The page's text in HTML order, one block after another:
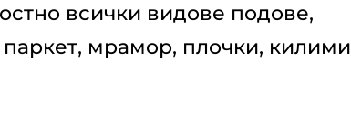
всички видове подове,
мрамор, плочки, килими